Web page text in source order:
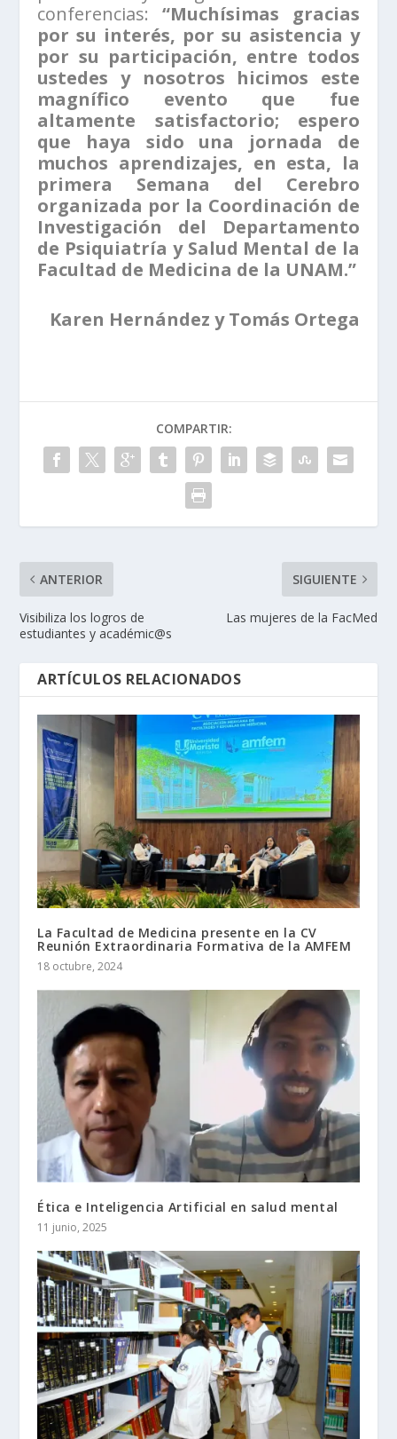
conferencias: “Muchísimas gracias
por su interés, por su asistencia y
por su participación, entre todos
ustedes y nosotros hicimos este
magnífico evento que fue
altamente satisfactorio; espero
que haya sido una jornada de
muchos aprendizajes, en esta, la
primera Semana del Cerebro
organizada por la Coordinación de
Investigación del Departamento
de Psiquiatría y Salud Mental de la
Facultad de Medicina de la UNAM.”
Karen Hernández y Tomás Ortega
COMPARTIR:
ANTERIOR
Visibiliza los logros de
estudiantes y académic@s
SIGUIENTE
Las mujeres de la FacMed
ARTÍCULOS RELACIONADOS
La Facultad de Medicina presente en la CV
Reunión Extraordinaria Formativa de la AMFEM
18 octubre, 2024
Ética e Inteligencia Artificial en salud mental
11 junio, 2025